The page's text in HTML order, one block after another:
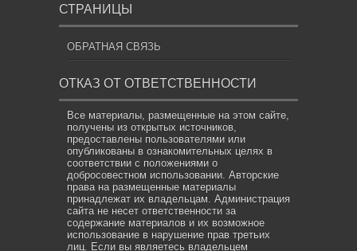
СТРАНИЦЫ
ОБРАТНАЯ СВЯЗЬ
ОТКАЗ ОТ ОТВЕТСТВЕННОСТИ
Все материалы, размещенные на этом сайте,
получены из открытых источников,
предоставлены пользователями или
опубликованы в ознакомительных целях в
соответствии с положениями о
добросовестном использовании. Авторские
права на размещенные материалы
принадлежат их владельцам. Администрация
сайта не несет ответственности за
содержание материалов и их возможное
использование в нарушение прав третьих
лиц. Если вы являетесь владельцем